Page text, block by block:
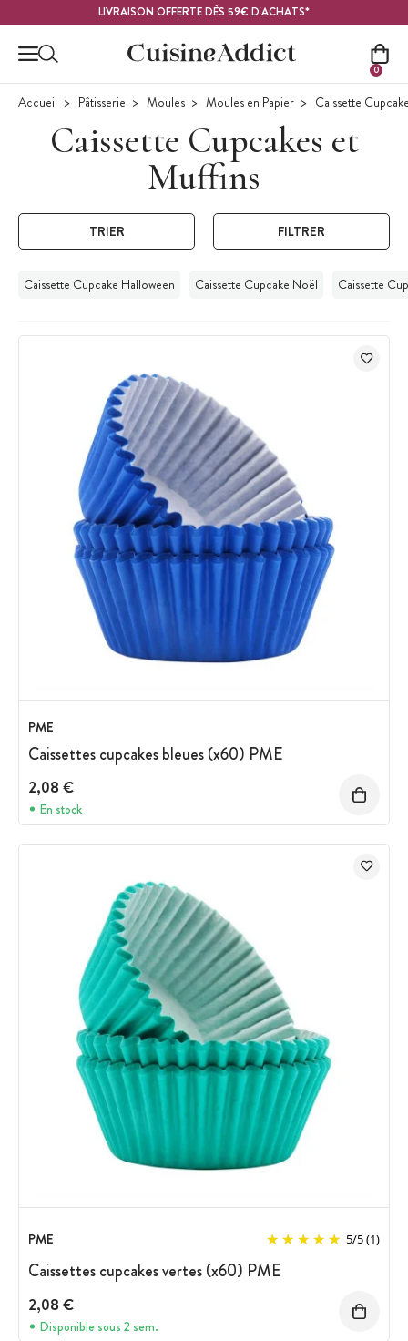
LIVRAISON OFFERTE DÈS 59€ D'ACHATS*
0
Accueil Pâtisserie Moules Moules en Papier Caissette
Caissette Cupcakes et
Muffins
TRIER FILTRER
Caissette Cupcake Halloween Caissette Cupcake Noël Caissette
PME
Caissettes cupcakes bleues (x60) PME
2,08 €
En stock
PME 5/5(1)
Caissettes cupcakes vertes (x60) PME
2,08 €
Disponible sous 2 sem.